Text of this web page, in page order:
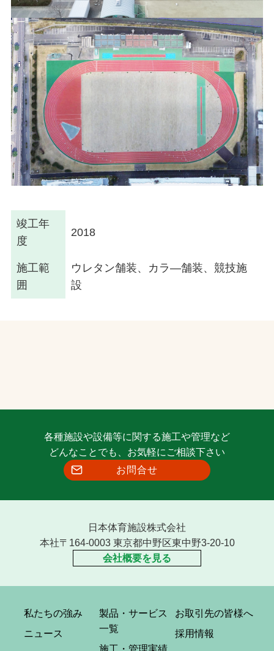
竣工年
度
2018
施工範
囲
ウレタン舗装、カラ—舗装、競技施
設
各種施設や設備等に関する施工や管理など
どんなことでも、お気軽にご相談下さい
お問合せ
日本体育施設株式会社
本社〒164-0003 東京都中野区東中野3-20-10
会社概要を見る
私たちの強み
ニュース
製品・サービス
一覧
施工・管理実績
お取引先の皆様へ
採用情報